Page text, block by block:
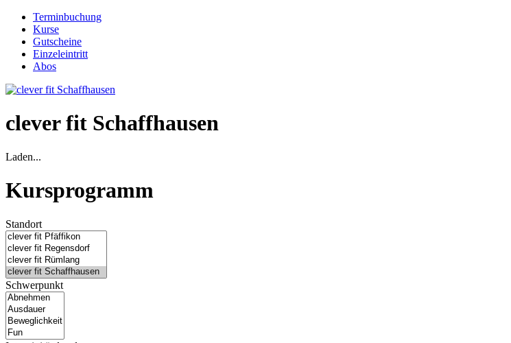
Terminbuchung
Kurse
Gutscheine
Einzeleintritt
Abos
clever fit Schaffhausen
Laden...
Kursprogramm
Standort
Schwerpunkt